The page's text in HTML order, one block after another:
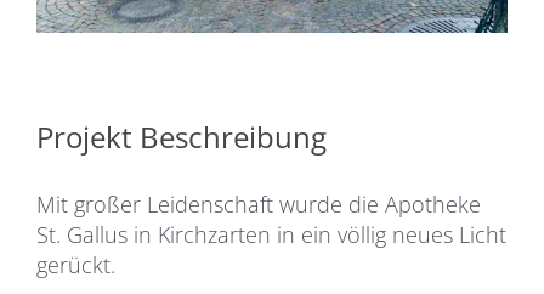
Projekt Beschreibung
Mit großer Leidenschaft wurde die Apotheke
St. Gallus in Kirchzarten in ein völlig neues Licht
gerückt.